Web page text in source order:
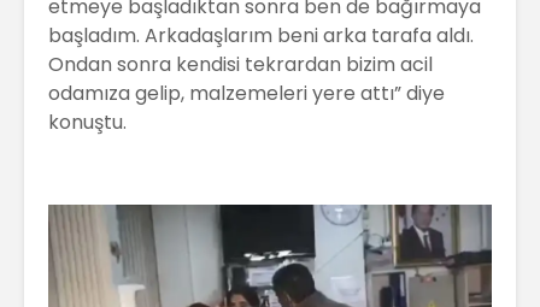
etmeye başladıktan sonra ben de bağırmaya
başladım. Arkadaşlarım beni arka tarafa aldı.
Ondan sonra kendisi tekrardan bizim acil
odamıza gelip, malzemeleri yere attı” diye
konuştu.